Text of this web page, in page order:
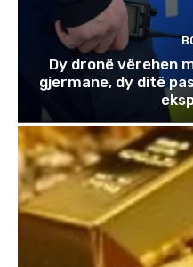
Dy dronë vërehen
gjermane, dy ditë